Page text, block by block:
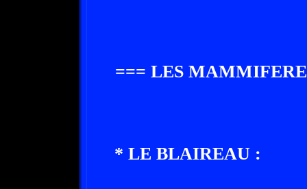
=== LES
* LE BLAIREAU :